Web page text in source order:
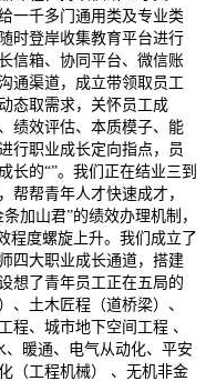
一千多门通用类及专业类
时登岸收集教育平台进行
信箱、协同平台、微信账
通渠道，成立带领取员工
态取需求，关怀员工成
绩效评估、本质模子、能
行职业成长定向指点，员
长的“”。我们正在结业三到
帮帮青年人才快速成才，
加山君”的绩效办理机制，
程度螺旋上升。我们成立了
四大职业成长通道，搭建
想了青年员工正在五局的
、土木匠程（道桥梁）、
程、城市地下空间工程 、
暖通、电气从动化、平安
（工程机械） 、无机非金